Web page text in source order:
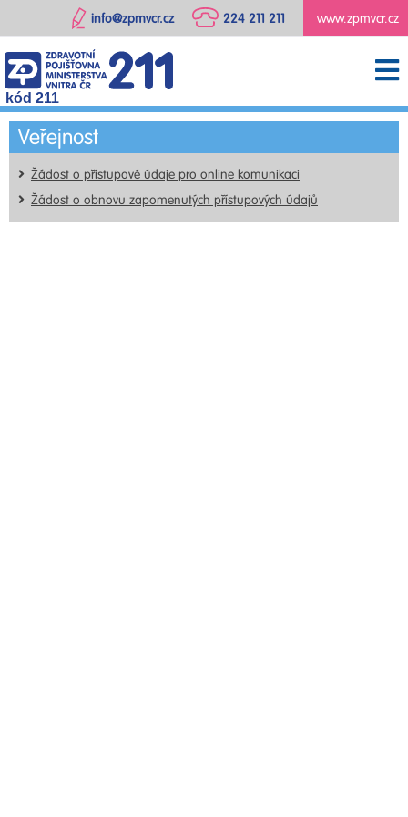
www.zpmvcr.cz
224 211 211
info@zpmvcr.cz
kód 211
Veřejnost
Žádost o přístupové údaje pro online komunikaci
Žádost o obnovu zapomenutých přístupových údajů